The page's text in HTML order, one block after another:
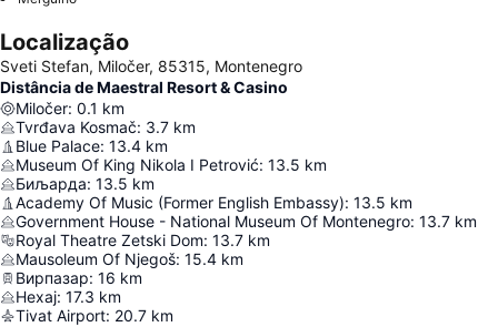
Localização
Sveti Stefan, Miločer, 85315, Montenegro
Distância de Maestral Resort & Casino
Miločer: 0.1 km
Tvrđava Kosmač: 3.7 km
Blue Palace: 13.4 km
Museum Of King Nikola I Petrović: 13.5 km
Биљарда: 13.5 km
Academy Of Music (Former English Embassy): 13.5 km
Government House - National Museum Of Montenegro: 13.7 km
Royal Theatre Zetski Dom: 13.7 km
Mausoleum Of Njegoš: 15.4 km
Вирпазар: 16 km
Нехај: 17.3 km
Tivat Airport: 20.7 km